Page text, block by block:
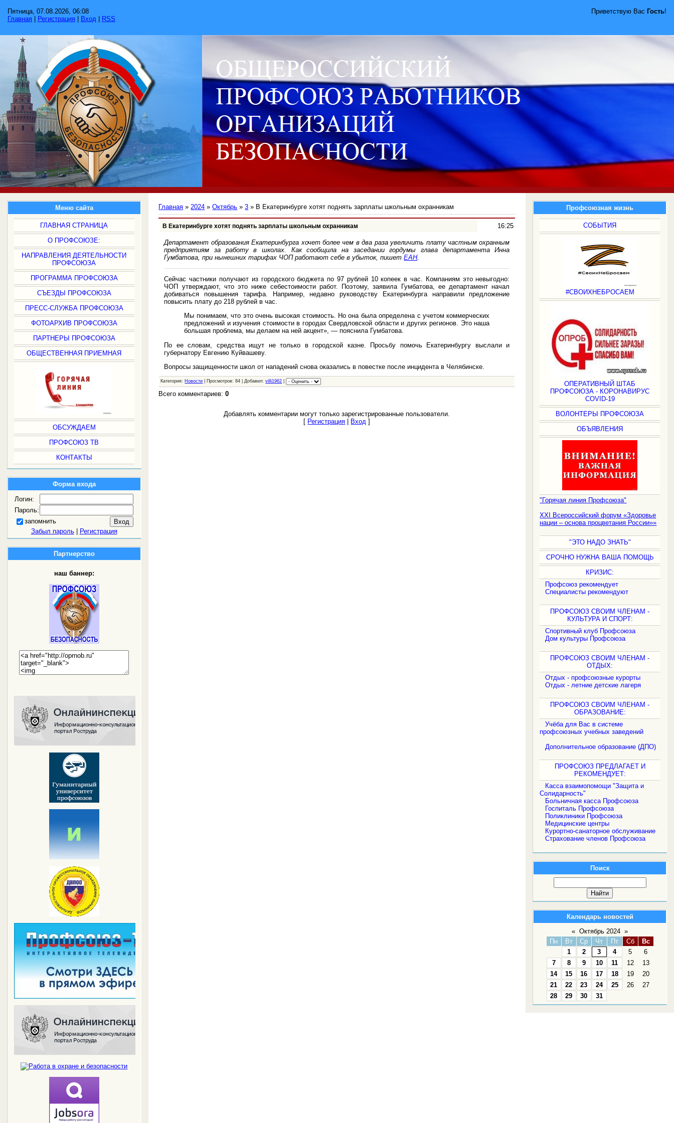
Приветствую Вас Гость!
Пятница, 07.08.2026, 06:08
Главная
Регистрация Вход RSS
Меню сайта
ГЛАВНАЯ СТРАНИЦА
О ПРОФСОЮЗЕ:
НАПРАВЛЕНИЯ ДЕЯТЕЛЬНОСТИ
ПРОФСОЮЗА
ПРОГРАММА ПРОФСОЮЗА
СЪЕЗДЫ ПРОФСОЮЗА
ПРЕСС-СЛУЖБА ПРОФСОЮЗА
ФОТОАРХИВ ПРОФСОЮЗА
ПАРТНЕРЫ ПРОФСОЮЗА
ОБЩЕСТВЕННАЯ ПРИЕМНАЯ
ОБСУЖДАЕМ
ПРОФСОЮЗ ТВ
КОНТАКТЫ
Форма входа
Логин:
Пароль:
запомнить
Забыл пароль| Регистрация
Партнерство
наш баннер:
Профсоюзная жизнь
СОБЫТИЯ
#СВОИХНЕБРОСАЕМ
ОПЕРАТИВНЫЙ ШТАБ
ПРОФСОЮЗА - КОРОНАВИРУС
COVID-19
ВОЛОНТЕРЫ ПРОФСОЮЗА
ОБЪЯВЛЕНИЯ
"Горячая линия Профсоюза"
XXI Всероссийский форум «Здоровье
нации – основа процветания России»»
"ЭТО НАДО ЗНАТЬ"
СРОЧНО НУЖНА ВАША ПОМОЩЬ
КРИЗИС:
Профсоюз рекомендует
Специалисты рекомендуют
ПРОФСОЮЗ СВОИМ ЧЛЕНАМ -
КУЛЬТУРА И СПОРТ:
Спортивный клуб Профсоюза
Дом культуры Профсоюза
ПРОФСОЮЗ СВОИМ ЧЛЕНАМ -
ОТДЫХ:
Отдых - профсоюзные курорты
Отдых - летние детские лагеря
ПРОФСОЮЗ СВОИМ ЧЛЕНАМ -
ОБРАЗОВАНИЕ:
Учёба для Вас в системе
профсоюзных учебных заведений
Дополнительное образование (ДПО)
ПРОФСОЮЗ ПРЕДЛАГАЕТ И
РЕКОМЕНДУЕТ:
Касса взаимопомощи "Защита и
Солидарность"
Больничная касса Профсоюза
Госпиталь Профсоюза
Поликлиники Профсоюза
Медицинские центры
Курортно-санаторное обслуживание
Страхование членов Профсоюза
Поиск
Календарь новостей
« Октябрь 2024 »
Пн
Вт Ср Чт Пт Сб
Вс
1
2 3 4 5
6
7
8 9 10 11 12
13
14
15 16 17 18 19
20
21
22 23 24 25 26
27
28
29 30 31
Главная »2024 » Октябрь » 3 » В Екатеринбурге хотят поднять зарплаты школьным охранникам
В Екатеринбурге хотят поднять зарплаты школьным охранникам 16:25
Департамент образования Екатеринбурга хочет более чем в два раза увеличить плату частным охранным
предприятиям за работу в школах. Как сообщила на заседании гордумы глава департамента Инна
Гумбатова, при нынешних тарифах ЧОП работают себе в убыток, пишетЕАН.
Сейчас частники получают из городского бюджета по 97 рублей 10 копеек в час. Компаниям это невыгодно:
ЧОП утверждают, что это ниже себестоимости работ. Поэтому, заявила Гумбатова, ее департамент начал
добиваться повышения тарифа. Например, недавно руководству Екатеринбурга направили предложение
повысить плату до 218 рублей в час.
Мы понимаем, что это очень высокая стоимость. Но она была определена с учетом коммерческих
предложений и изучения стоимости в городах Свердловской области и других регионов. Это наша
большая проблема, мы делаем на ней акцент», — пояснила Гумбатова.
По ее словам, средства ищут не только в городской казне. Просьбу помочь Екатеринбургу выслали и
губернатору Евгению Куйвашеву.
Вопросы защищенности школ от нападений снова оказались в повестке после инцидента в Челябинске.
Категория: Новости | Просмотров: 84 | Добавил:villi1962
Всего комментариев:0
Добавлять комментарии могут только зарегистрированные пользователи.
[ Регистрация Вход ]